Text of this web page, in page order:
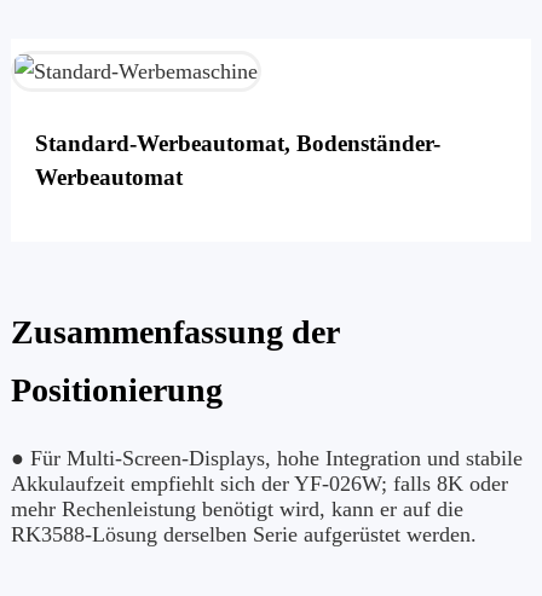
Standard-Werbeautomat, Bodenständer-
Werbeautomat
Zusammenfassung der
Positionierung
● Für Multi-Screen-Displays, hohe Integration und stabile
Akkulaufzeit empfiehlt sich der YF-026W; falls 8K oder
mehr Rechenleistung benötigt wird, kann er auf die
RK3588-Lösung derselben Serie aufgerüstet werden.